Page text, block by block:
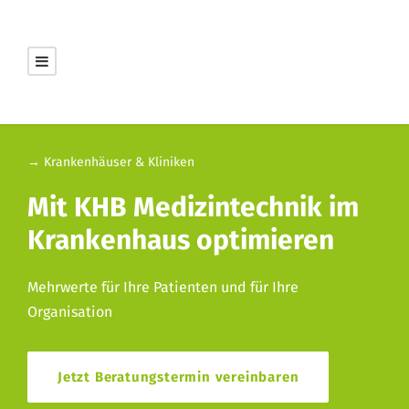
→ Krankenhäuser & Kliniken
Mit KHB Medizintechnik im
Krankenhaus optimieren
Mehrwerte für Ihre Patienten und für Ihre
Organisation
Jetzt Beratungstermin vereinbaren